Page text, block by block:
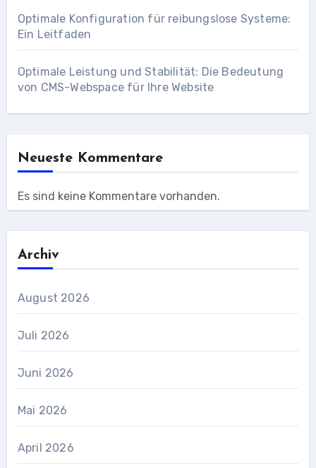
Optimale Konfiguration für reibungslose Systeme:
Ein Leitfaden
Optimale Leistung und Stabilität: Die Bedeutung
von CMS-Webspace für Ihre Website
Neueste Kommentare
Es sind keine Kommentare vorhanden.
Archiv
August 2026
Juli 2026
Juni 2026
Mai 2026
April 2026